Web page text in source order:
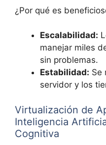
¿Por qué es
Escalabilidad:
manejar miles
sin problemas.
Estabilidad: Se
servidor y los
Virtualización de
Inteligencia
Cognitiva